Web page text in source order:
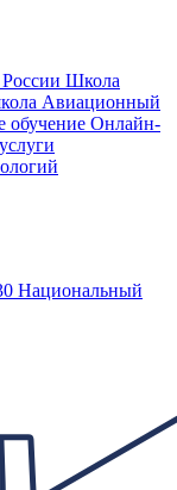
Школа
Авиационный
обучение Онлайн-
Национальный